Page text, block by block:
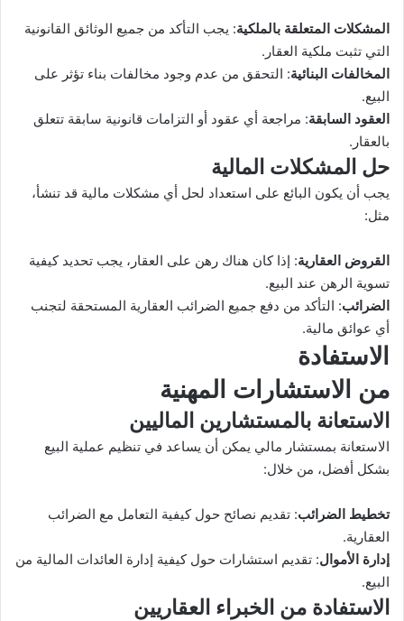
المشكلات المتعلقة بالملكية: يجب التأكد من جميع الوثائق القانونية
التي تثبت ملكية العقار.
المخالفات البنائية: التحقق من عدم وجود مخالفات بناء تؤثر على
البيع.
العقود السابقة: مراجعة أي عقود أو التزامات قانونية سابقة تتعلق
بالعقار.
حل المشكلات المالية
يجب أن يكون البائع على استعداد لحل أي مشكلات مالية قد تنشأ،
مثل:
القروض العقارية: إذا كان هناك رهن على العقار، يجب تحديد كيفية
تسوية الرهن عند البيع.
الضرائب: التأكد من دفع جميع الضرائب العقارية المستحقة لتجنب
أي عوائق مالية.
الاستفادة
من الاستشارات المهنية
الاستعانة بالمستشارين الماليين
الاستعانة بمستشار مالي يمكن أن يساعد في تنظيم عملية البيع
بشكل أفضل، من خلال:
تخطيط الضرائب: تقديم نصائح حول كيفية التعامل مع الضرائب
العقارية.
إدارة الأموال: تقديم استشارات حول كيفية إدارة العائدات المالية من
البيع.
الاستفادة من الخبراء العقاريين